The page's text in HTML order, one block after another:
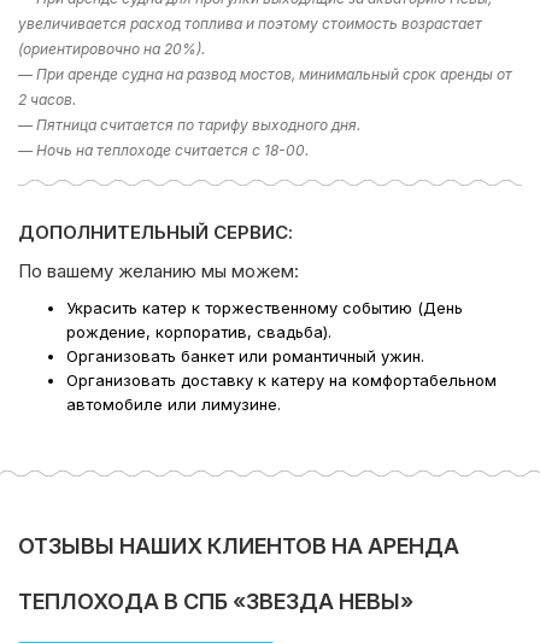
Если у вас остался вопрос «Какое направление
выбрать?», то в подборе экскурсии вам поможет наш
раздел фотогалерея, где указаны некоторые
направлении. Либо наш менеджер предложит вам
варианты исходя из ваших пожеланий – просто наберите
телефон в шапке сайта!
Компания Ру-Чартерс всегда рада предложить вам
увеличивается расход топлива и поэтому стоимость возрастает
(ориентировочно на 20%).
— При аренде судна на развод мостов, минимальный срок аренды от
2 часов.
— Пятница считается по тарифу выходного дня.
— Ночь на теплоходе считается с 18-00.
ДОПОЛНИТЕЛЬНЫЙ СЕРВИС:
По вашему желанию мы можем:
Украсить катер к торжественному событию (День
рождение, корпоратив, свадьба).
Организовать банкет или романтичный ужин.
Организовать доставку к катеру на комфортабельном
автомобиле или лимузине.
ОТЗЫВЫ НАШИХ КЛИЕНТОВ НА АРЕНДА
ТЕПЛОХОДА В СПБ «ЗВЕЗДА НЕВЫ»